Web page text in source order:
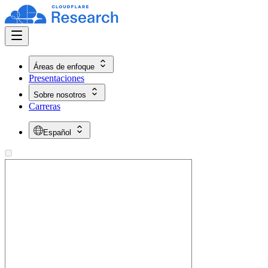
Áreas de enfoque
Presentaciones
Sobre nosotros
Carreras
Español